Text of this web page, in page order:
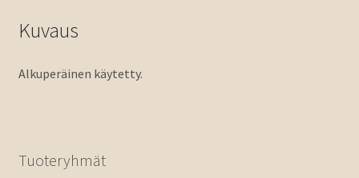
Kuvaus
Alkuperäinen käytetty.
Tuoteryhmät